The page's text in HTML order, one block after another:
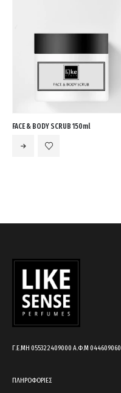
FACE & BODY SCRUB 150ml
Γ.Ε.ΜΗ 055322409000 Α.Φ.Μ 044609060
ΠΛΗΡΟΦΟΡΙΕΣ